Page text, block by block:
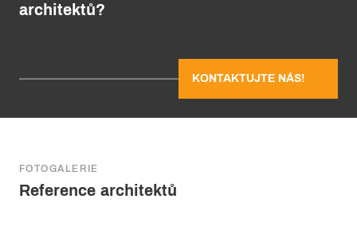
architektů?
KONTAKTUJTE NÁS!
FOTOGALERIE
Reference architektů